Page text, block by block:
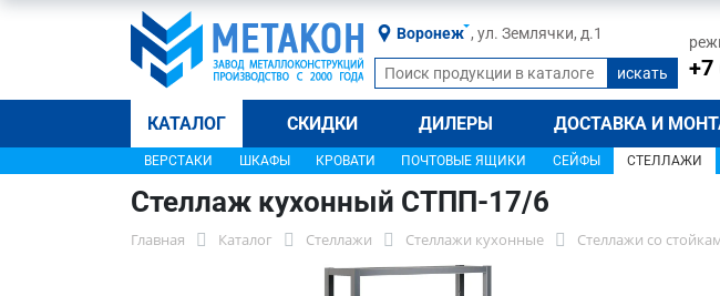
Воронеж , ул. Землячки, д.1
+7
КАТАЛОГ СКИДКИ ДИЛЕРЫ ДОСТАВКА И
ВЕРСТАКИ ШКАФЫ КРОВАТИ ПОЧТОВЫЕ ЯЩИКИ СЕЙФЫ СТЕЛЛАЖИ
Стеллаж кухонный СТПП-17/6
Главная Каталог Стеллажи Стеллажи кухонные Стеллажи со